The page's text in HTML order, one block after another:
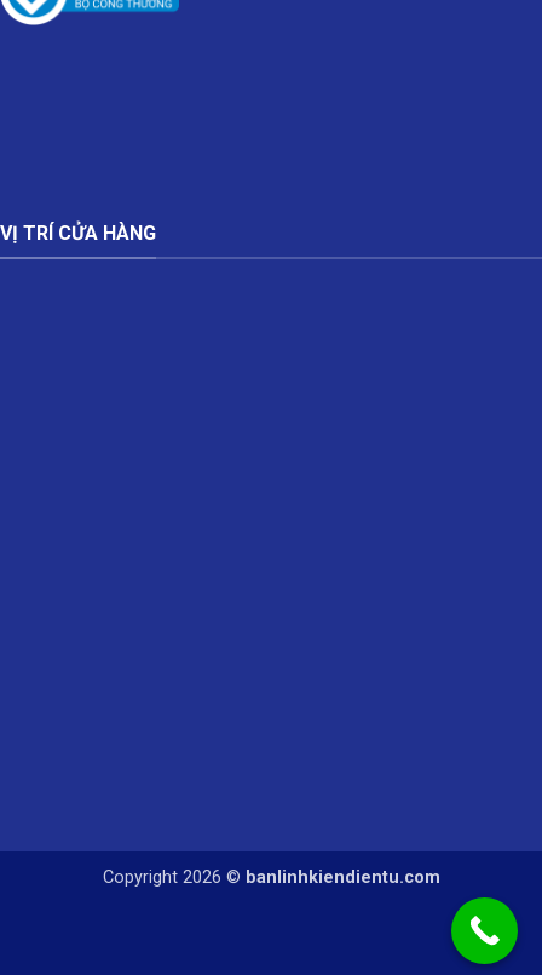
VỊ TRÍ CỬA HÀNG
Copyright 2026 © banlinhkiendientu.com